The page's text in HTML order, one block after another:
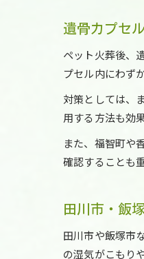
遺骨カプセ
ペット火葬後、
プセル内にわず
対策としては、
用する方法も効
また、福智町や
確認することも
田川市・飯
田川市や飯塚市
の湿気がこもり